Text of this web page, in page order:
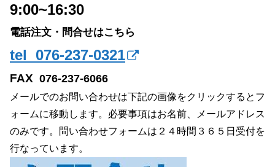
9:00~16:30
電話注文・問合せはこちら
tel 076-237-0321
FAX 076-237-6066
メールでのお問い合わせは下記の画像をクリックするとフ
ォームに移動します。必要事項はお名前、メールアドレス
のみです。問い合わせフォームは２４時間３６５日受付を
行なっています。